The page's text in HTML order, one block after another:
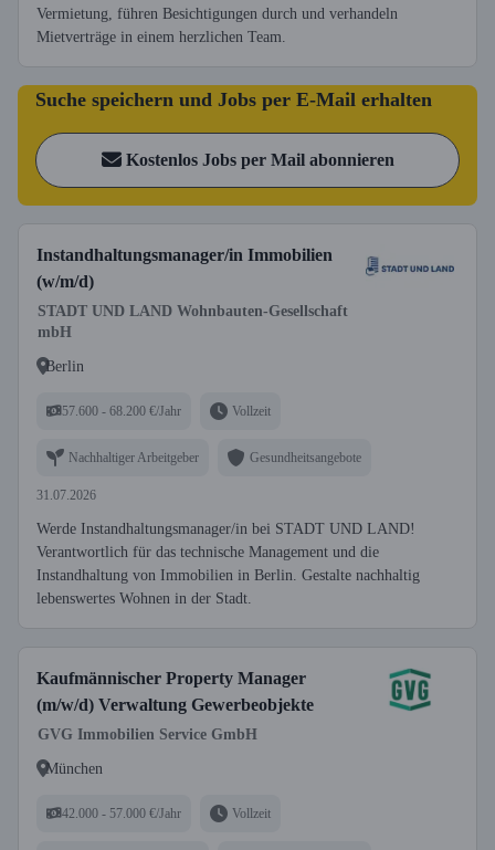
Vermietung, führen Besichtigungen durch und verhandeln
Mietverträge in einem herzlichen Team.
Suche speichern und Jobs per E-Mail erhalten
Kostenlos Jobs per Mail abonnieren
Instandhaltungsmanager/in Immobilien
(w/m/d)
STADT UND LAND Wohnbauten-Gesellschaft
mbH
Berlin
57.600 - 68.200 €/Jahr Vollzeit
Nachhaltiger Arbeitgeber Gesundheitsangebote
31.07.2026
Werde Instandhaltungsmanager/in bei STADT UND LAND!
Verantwortlich für das technische Management und die
Instandhaltung von Immobilien in Berlin. Gestalte nachhaltig
lebenswertes Wohnen in der Stadt.
Kaufmännischer Property Manager
(m/w/d) Verwaltung Gewerbeobjekte
GVG Immobilien Service GmbH
München
42.000 - 57.000 €/Jahr Vollzeit